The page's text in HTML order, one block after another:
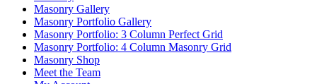
Masonry Gallery
Masonry Portfolio Gallery
Masonry Portfolio: 3 Column Perfect Grid
Masonry Portfolio: 4 Column Masonry Grid
Masonry Shop
Meet the Team